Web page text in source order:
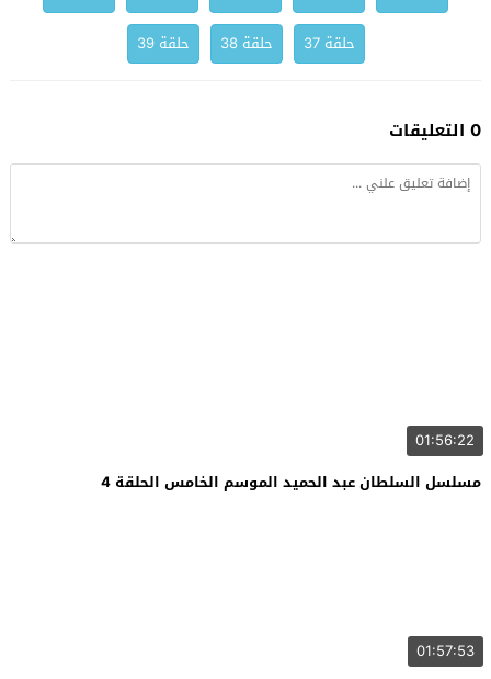
حلقة 37
حلقة 38 حلقة 39
0 التعليقات
01:56:22
مسلسل السلطان عبد الحميد الموسم الخامس الحلقة 4
01:57:53